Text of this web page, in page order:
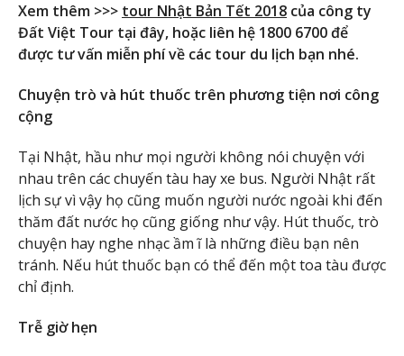
Xem thêm >>> tour Nhật Bản Tết 2018 của công ty
Đất Việt Tour tại đây, hoặc liên hệ 1800 6700 để
được tư vấn miễn phí về các tour du lịch bạn nhé.
Chuyện trò và hút thuốc trên phương tiện nơi công
cộng
Tại Nhật, hầu như mọi người không nói chuyện với
nhau trên các chuyến tàu hay xe bus. Người Nhật rất
lịch sự vì vậy họ cũng muốn người nước ngoài khi đến
thăm đất nước họ cũng giống như vậy. Hút thuốc, trò
chuyện hay nghe nhạc ầm ĩ là những điều bạn nên
tránh. Nếu hút thuốc bạn có thể đến một toa tàu được
chỉ định.
Trễ giờ hẹn